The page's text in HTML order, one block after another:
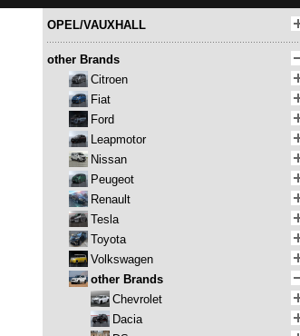
OPEL/VAUXHALL
other Brands
Citroen
Fiat
Ford
Leapmotor
Nissan
Peugeot
Renault
Tesla
Toyota
Volkswagen
other Brands
Chevrolet
Dacia